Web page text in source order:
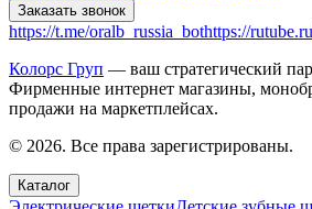
Заказать звонок
https://t.me/oralb_russia_bothttps://
Колорс Груп — ваш стратегический
Фирменные интернет магазины,
продажи на маркетплейсах.
© 2026. Все права зарегистрированы.
Каталог